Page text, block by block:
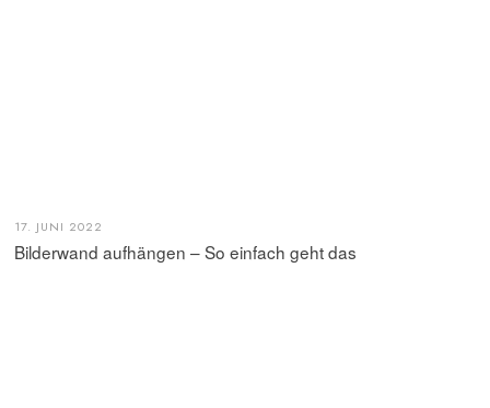
17. JUNI 2022
Bilderwand aufhängen – So einfach geht das